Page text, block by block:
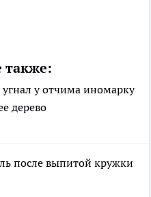
также:
у отчима иномарку
дерево
после выпитой кружки